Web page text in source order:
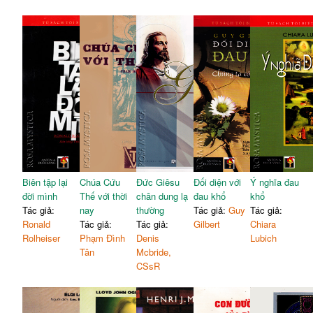
Biên tập lại
đời mình
Tác giả:
Ronald
Rolheiser
Chúa Cứu
Thế với thời
nay
Tác giả:
Phạm Đình
Tân
Đức Giêsu
chân dung lạ
thường
Tác giả:
Denis
Mcbride,
CSsR
Đối diện với
đau khổ
Tác giả: Guy
Gilbert
Ý nghĩa đau
khổ
Tác giả:
Chiara
Lubich